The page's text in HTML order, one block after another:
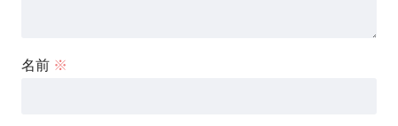
名前 ※